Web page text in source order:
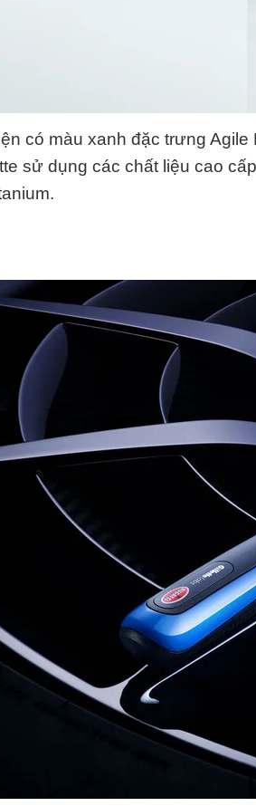
có màu xanh đặc trưng
sử dụng các chất liệu cao